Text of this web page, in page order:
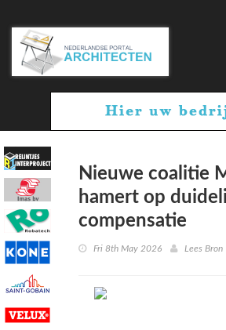
Nieuwe coalitie
hamert op
compensatie
Fri 8th May 2026 Lees Bron